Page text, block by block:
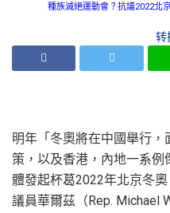
種族滅絕運動會？抗議2022
转
明年「冬奧將在中國舉行
策，以及香港，內地一系例
體發起杯葛2022年北京冬
議員華爾茲（Rep. Michael